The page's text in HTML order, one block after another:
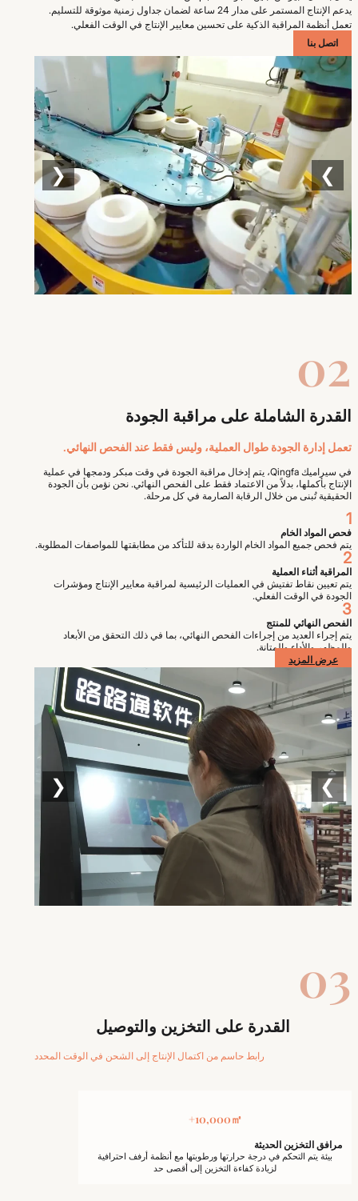
يدعم الإنتاج المستمر على مدار 24 ساعة لضمان جداول زمنية موثوقة للتسليم.
تعمل أنظمة المراقبة الذكية على تحسين معايير الإنتاج في الوقت الفعلي.
اتصل بنا
❮ ❯
02
القدرة الشاملة على مراقبة الجودة
تعمل إدارة الجودة طوال العملية، وليس فقط عند الفحص النهائي.
في سيراميك Qingfa، يتم إدخال مراقبة الجودة في وقت مبكر ودمجها في عملية
الإنتاج بأكملها، بدلاً من الاعتماد فقط على الفحص النهائي. نحن نؤمن بأن الجودة
الحقيقية تُبنى من خلال الرقابة الصارمة في كل مرحلة.
1
فحص المواد الخام
يتم فحص جميع المواد الخام الواردة بدقة للتأكد من مطابقتها للمواصفات المطلوبة.
2
المراقبة أثناء العملية
يتم تعيين نقاط تفتيش في العمليات الرئيسية لمراقبة معايير الإنتاج ومؤشرات
الجودة في الوقت الفعلي.
3
الفحص النهائي للمنتج
يتم إجراء العديد من إجراءات الفحص النهائي، بما في ذلك التحقق من الأبعاد
والمظهر والأداء والمتانة.
عرض المزيد
❮ ❯
03
القدرة على التخزين والتوصيل
رابط حاسم من اكتمال الإنتاج إلى الشحن في الوقت المحدد
10,000㎡+
مرافق التخزين الحديثة
بيئة يتم التحكم في درجة حرارتها ورطوبتها مع أنظمة أرفف احترافية
لزيادة كفاءة التخزين إلى أقصى حد